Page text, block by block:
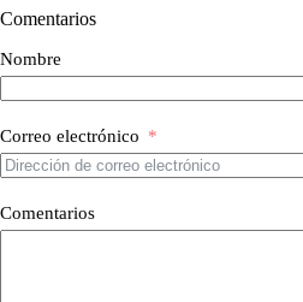
Comentarios
Nombre
Correo electrónico
Comentarios